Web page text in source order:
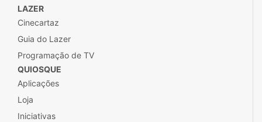
LAZER
Cinecartaz
Guia do Lazer
Programação de TV
QUIOSQUE
Aplicações
Loja
Iniciativas